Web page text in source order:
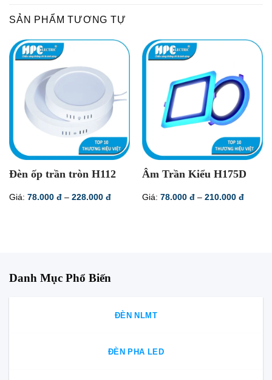
SẢN PHẨM TƯƠNG TỰ
Đèn ốp trần tròn H112
Giá: 78.000 đ – 228.000 đKhoảng
Âm Trần Kiểu H175D
Giá: 78.000 đ – 210.000 đ
Danh Mục Phổ Biến
ĐÈN NLMT
ĐÈN PHA LED